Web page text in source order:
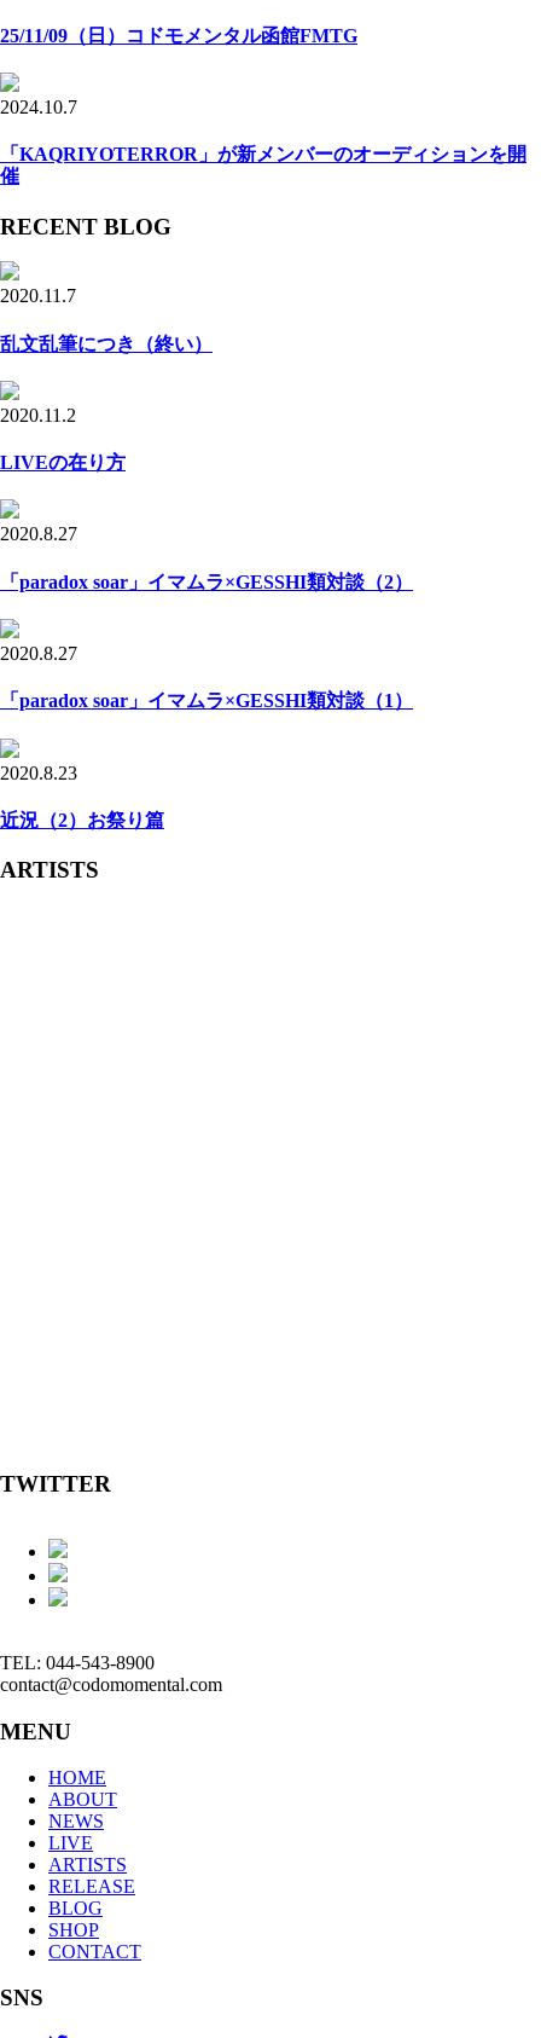
25/11/09（日）コドモメンタル函館FMTG
2024.10.7
「KAQRIYOTERROR」が新メンバーのオーディションを開
催
RECENT BLOG
2020.11.7
乱文乱筆につき（終い）
2020.11.2
LIVEの在り方
2020.8.27
「paradox soar」イマムラ×GESSHI類対談（2）
2020.8.27
「paradox soar」イマムラ×GESSHI類対談（1）
2020.8.23
近況（2）お祭り篇
ARTISTS
TWITTER
TEL: 044-543-8900
contact@codomomental.com
MENU
HOME
ABOUT
NEWS
LIVE
ARTISTS
RELEASE
BLOG
SHOP
CONTACT
SNS